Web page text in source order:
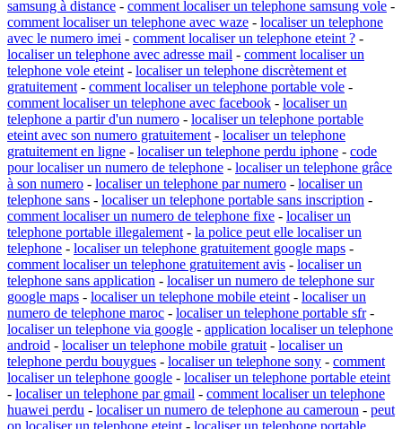
samsung à distance - comment localiser un telephone samsung vole -
comment localiser un telephone avec waze - localiser un telephone
avec le numero imei - comment localiser un telephone eteint ? -
localiser un telephone avec adresse mail - comment localiser un
telephone vole eteint - localiser un telephone discrètement et
gratuitement - comment localiser un telephone portable vole -
comment localiser un telephone avec facebook - localiser un
telephone a partir d'un numero - localiser un telephone portable
eteint avec son numero gratuitement - localiser un telephone
gratuitement en ligne - localiser un telephone perdu iphone - code
pour localiser un numero de telephone - localiser un telephone grâce
à son numero - localiser un telephone par numero - localiser un
telephone sans - localiser un telephone portable sans inscription -
comment localiser un numero de telephone fixe - localiser un
telephone portable illegalement - la police peut elle localiser un
telephone - localiser un telephone gratuitement google maps -
comment localiser un telephone gratuitement avis - localiser un
telephone sans application - localiser un numero de telephone sur
google maps - localiser un telephone mobile eteint - localiser un
numero de telephone maroc - localiser un telephone portable sfr-
localiser un telephone via google - application localiser un telephone
android - localiser un telephone mobile gratuit - localiser un
telephone perdu bouygues - localiser un telephone sony - comment
localiser un telephone google - localiser un telephone portable eteint
- localiser un telephone par gmail - comment localiser un telephone
huawei perdu - localiser un numero de telephone au cameroun - peut
on localiser un telephone eteint - localiser un telephone portable